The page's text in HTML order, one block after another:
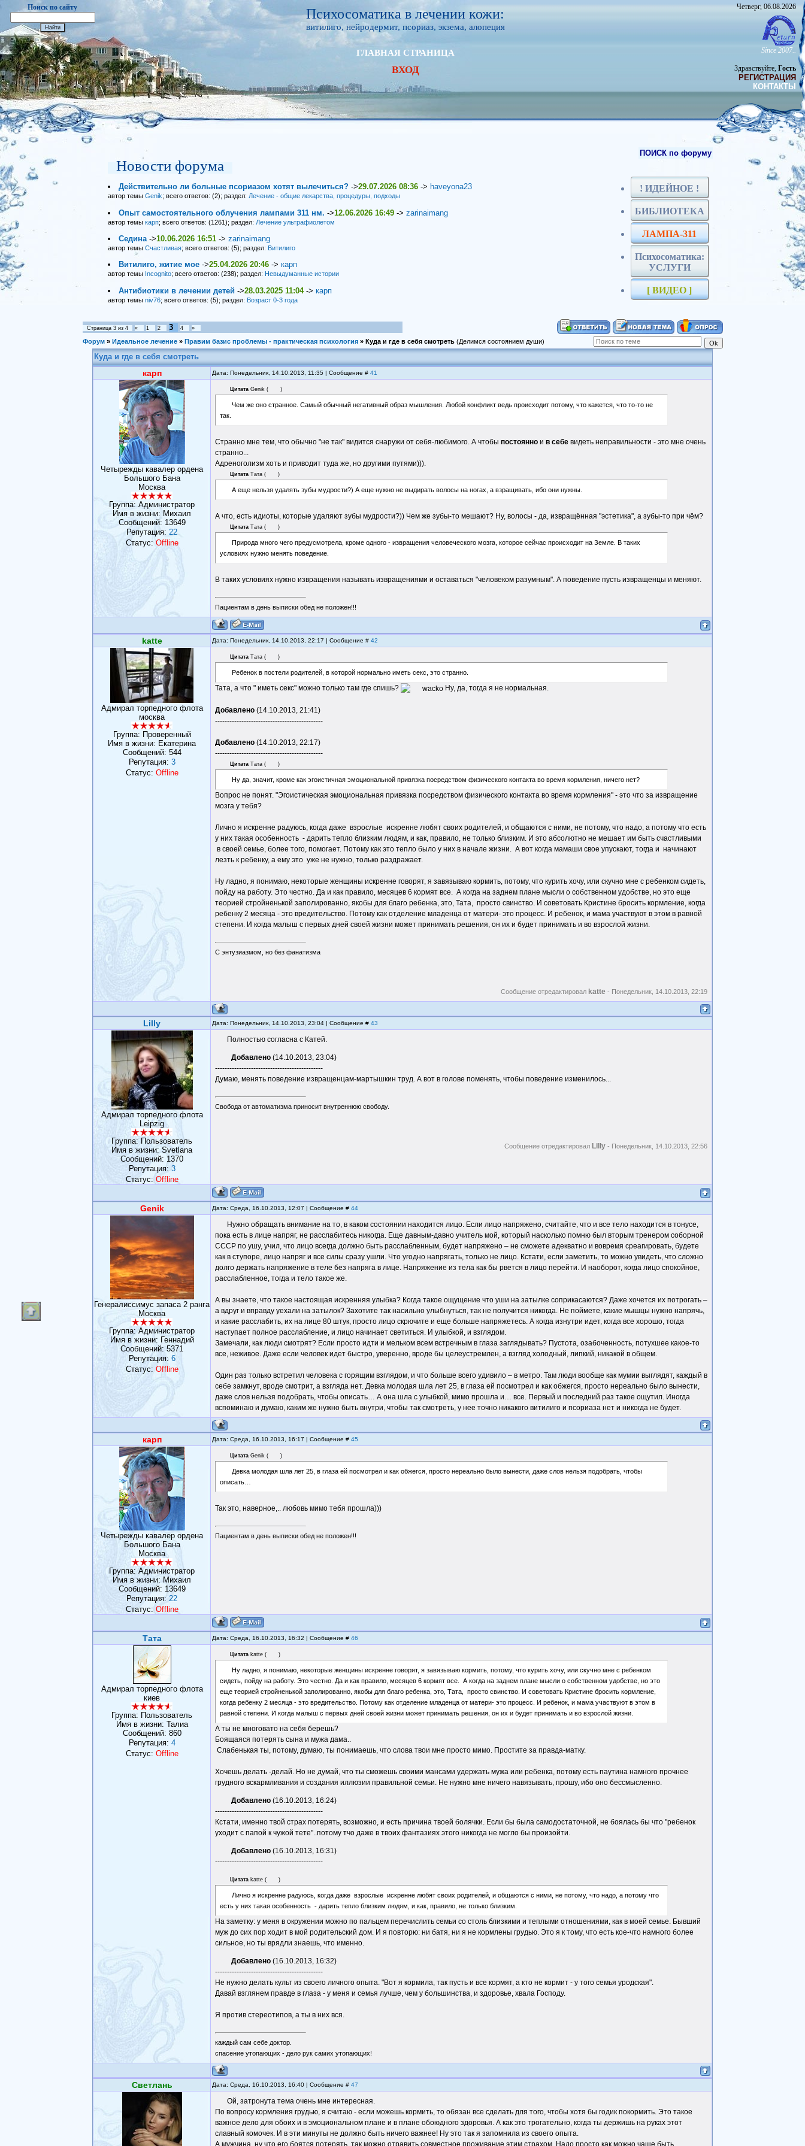
Поиск по сайту Психосоматика в лечении кожи:
витилиго, нейродермит, псориаз, экзема, алопеция
ГЛАВНАЯ СТРАНИЦА
ВХОД
Четверг, 06.08.2026
Since 2007..
Здравствуйте, Гость
РЕГИСТРАЦИЯ
КОНТАКТЫ
Новости форума
Действительно ли больные псориазом хотят вылечиться?->29.07.2026 08:36-> haveyona23
автор темы Genik; всего ответов: (2); раздел: Лечение - общие лекарства, процедуры, подходы
Опыт самостоятельного облучения лампами 311 нм. ->12.06.2026 16:49-> zarinaimang
автор темы карп; всего ответов: (1261); раздел: Лечение ультрафиолетом
Седина->10.06.2026 16:51-> zarinaimang
автор темы Счастливая; всего ответов: (5); раздел: Витилиго
Витилиго, житие мое->25.04.2026 20:46-> карп
автор темы Incognito; всего ответов: (238); раздел: Невыдуманные истории
Антибиотики в лечении детей ->28.03.2025 11:04-> карп
автор темы niv76; всего ответов: (5); раздел: Возраст 0-3 года
ПОИСК по форуму
! ИДЕЙНОЕ !
БИБЛИОТЕКА
ЛАМПА-311
Психосоматика:
УСЛУГИ
[ ВИДЕО ]
Страница 3из 4 « 1 2 3 4 »
Форум » Идеальное лечение » Правим базис проблемы - практическая психология » Куда и где в себя смотреть (Делимся состоянием души)
Куда и где в себя смотреть
карп Дата: Понедельник, 14.10.2013, 11:35 | Сообщение # 41
Четырежды кавалер ордена
Большого Бана
Москва
Группа: Администратор
Имя в жизни: Михаил
Сообщений: 13649
Репутация: 22
Статус: Offline
Цитата Genik ( )
Чем же оно странное. Самый обычный негативный образ мышления. Любой конфликт ведь происходит потому, что кажется, что то-то не
так.
Странно мне тем, что обычно "не так" видится снаружи от себя-любимого. А чтобы постоянно и в себе видеть неправильности - это мне очень
странно...
Адреноголизм хоть и приводит туда же, но другими путями))).
Цитата Тата ( )
А еще нельзя удалять зубы мудрости?) А еще нужно не выдирать волосы на ногах, а взращивать, ибо они нужны.
А что, есть идиоты, которые удаляют зубы мудрости?)) Чем же зубы-то мешают? Ну, волосы - да, извращённая "эстетика", а зубы-то при чём?
Цитата Тата ( )
Природа много чего предусмотрела, кроме одного - извращения человеческого мозга, которое сейчас происходит на Земле. В таких
условиях нужно менять поведение.
В таких условиях нужно извращения называть извращениями и оставаться "человеком разумным". А поведение пусть извращенцы и меняют.
Пациентам в день выписки обед не положен!!!
katte Дата: Понедельник, 14.10.2013, 22:17 | Сообщение # 42
Адмирал торпедного флота
москва
Группа: Проверенный
Имя в жизни: Eкатерина
Сообщений: 544
Репутация: 3
Статус: Offline
Цитата Тата ( )
Ребенок в постели родителей, в которой нормально иметь секс, это странно.
Тата, а что " иметь секс" можно только там где спишь? Ну, да, тогда я не нормальная.
Добавлено (14.10.2013, 21:41)
---------------------------------------------
Добавлено (14.10.2013, 22:17)
---------------------------------------------
Цитата Тата ( )
Ну да, значит, кроме как эгоистичная эмоциональной привязка посредством физического контакта во время кормления, ничего нет?
Вопрос не понят. "Эгоистическая эмоциональная привязка посредством физического контакта во время кормления" - это что за извращение
мозга у тебя?
Лично я искренне радуюсь, когда даже взрослые искренне любят своих родителей, и общаются с ними, не потому, что надо, а потому что есть
у них такая особенность - дарить тепло близким людям, и как, правило, не только близким. И это абсолютно не мешает им быть счастливыми
в своей семье, более того, помогает. Потому как это тепло было у них в начале жизни. А вот когда мамаши свое упускают, тогда и начинают
лезть к ребенку, а ему это уже не нужно, только раздражает.
Ну ладно, я понимаю, некоторые женщины искренне говорят, я завязываю кормить, потому, что курить хочу, или скучно мне с ребенком сидеть,
пойду на работу. Это честно. Да и как правило, месяцев 6 кормят все. А когда на заднем плане мысли о собственном удобстве, но это еще
теорией стройненькой заполированно, якобы для благо ребенка, это, Тата, просто свинство. И советовать Кристине бросить кормление, когда
ребенку 2 месяца - это вредительство. Потому как отделение младенца от матери- это процесс. И ребенок, и мама участвуют в этом в равной
степени. И когда малыш с первых дней своей жизни может принимать решения, он их и будет принимать и во взрослой жизни.
С энтузиазмом, но без фанатизма
Сообщение отредактировал katte - Понедельник, 14.10.2013, 22:19
Lilly Дата: Понедельник, 14.10.2013, 23:04 | Сообщение # 43
Адмирал торпедного флота
Leipzig
Группа: Пользователь
Имя в жизни: Svetlana
Сообщений: 1370
Репутация: 3
Статус: Offline
Полностью согласна с Катей.
Добавлено(14.10.2013, 23:04)
---------------------------------------------
Думаю, менять поведение извращенцам-мартышкин труд. А вот в голове поменять, чтобы поведение изменилось...
Свобода от автоматизма приносит внутреннюю свободу.
Сообщение отредактировал Lilly - Понедельник, 14.10.2013, 22:56
Genik Дата: Среда, 16.10.2013, 12:07 | Сообщение # 44
Генералиссимус запаса 2 ранга
Москва
Группа: Администратор
Имя в жизни: Геннадий
Сообщений: 5371
Репутация: 6
Статус: Offline
Нужно обращать внимание на то, в каком состоянии находится лицо. Если лицо напряжено, считайте, что и все тело находится в тонусе,
пока есть в лице напряг, не расслабитесь никогда. Еще давным-давно учитель мой, который насколько помню был вторым тренером соборной
СССР по ушу, учил, что лицо всегда должно быть расслабленным, будет напряжено – не сможете адекватно и вовремя среагировать, будете
как в ступоре, лицо напряг и все силы сразу ушли. Что угодно напрягать, только не лицо. Кстати, если заметить, то можно увидеть, что сложно
долго держать напряжение в теле без напряга в лице. Напряжение из тела как бы рвется в лицо перейти. И наоборот, когда лицо спокойное,
расслабленное, тогда и тело такое же.
А вы знаете, что такое настоящая искренняя улыбка? Когда такое ощущение что уши на затылке соприкасаются? Даже хочется их потрогать –
а вдруг и вправду уехали на затылок? Захотите так насильно улыбнуться, так не получится никогда. Не поймете, какие мышцы нужно напрячь,
и какие расслабить, их на лице 80 штук, просто лицо скрючите и еще больше напряжетесь. А когда изнутри идет, когда все хорошо, тогда
наступает полное расслабление, и лицо начинает светиться. И улыбкой, и взглядом.
Замечали, как люди смотрят? Если просто идти и мельком всем встречным в глаза заглядывать? Пустота, озабоченность, потухшее какое-то
все, неживое. Даже если человек идет быстро, уверенно, вроде бы целеустремлен, а взгляд холодный, липкий, никакой в общем.
Один раз только встретил человека с горящим взглядом, и что больше всего удивило – в метро. Там люди вообще как мумии выглядят, каждый в
себе замкнут, вроде смотрит, а взгляда нет. Девка молодая шла лет 25, в глаза ей посмотрел и как обжегся, просто нереально было вынести,
даже слов нельзя подобрать, чтобы описать… А она шла с улыбкой, мимо прошла и… все. Первый и последний раз такое ощутил. Иногда
вспоминаю и думаю, каким же нужно быть внутри, чтобы так смотреть, у нее точно никакого витилиго и псориаза нет и никогда не будет.
карп Дата: Среда, 16.10.2013, 16:17 | Сообщение # 45
Четырежды кавалер ордена
Большого Бана
Москва
Группа: Администратор
Имя в жизни: Михаил
Сообщений: 13649
Репутация: 22
Статус: Offline
Цитата Genik ( )
Девка молодая шла лет 25, в глаза ей посмотрел и как обжегся, просто нереально было вынести, даже слов нельзя подобрать, чтобы
описать…
Так это, наверное,.. любовь мимо тебя прошла)))
Пациентам в день выписки обед не положен!!!
Тата Дата: Среда, 16.10.2013, 16:32 | Сообщение # 46
Адмирал торпедного флота
киев
Группа: Пользователь
Имя в жизни: Талиа
Сообщений: 860
Репутация: 4
Статус: Offline
Цитата katte ( )
Ну ладно, я понимаю, некоторые женщины искренне говорят, я завязываю кормить, потому, что курить хочу, или скучно мне с ребенком
сидеть, пойду на работу. Это честно. Да и как правило, месяцев 6 кормят все. А когда на заднем плане мысли о собственном удобстве, но это
еще теорией стройненькой заполированно, якобы для благо ребенка, это, Тата, просто свинство. И советовать Кристине бросить кормление,
когда ребенку 2 месяца - это вредительство. Потому как отделение младенца от матери- это процесс. И ребенок, и мама участвуют в этом в
равной степени. И когда малыш с первых дней своей жизни может принимать решения, он их и будет принимать и во взрослой жизни.
А ты не многовато на себя берешь?
Боящаяся потерять сына и мужа дама..
Слабенькая ты, потому, думаю, ты понимаешь, что слова твои мне просто мимо. Простите за правда-матку.
Хочешь делать -делай. Но не думай, что ты сможешь своими мансами удержать мужа или ребенка, потому есть паутина намного прочнее
грудного вскармливания и создания иллюзии правильной семьи. Не нужно мне ничего навязывать, прошу, ибо оно бессмысленно.
Добавлено(16.10.2013, 16:24)
---------------------------------------------
Кстати, именно твой страх потерять, возможно, и есть причина твоей болячки. Если бы была самодостаточной, не боялась бы что "ребенок
уходит с папой к чужой тете"..потому тчо даже в твоих фантазиях этого никогда не могло бы произойти.
Добавлено(16.10.2013, 16:31)
---------------------------------------------
Цитата katte ( )
Лично я искренне радуюсь, когда даже взрослые искренне любят своих родителей, и общаются с ними, не потому, что надо, а потому что
есть у них такая особенность - дарить тепло близким людям, и как, правило, не только близким.
На заметку: у меня в окружении можно по пальцем перечислить семьи со столь близкими и теплыми отношениями, как в моей семье. Бывший
муж до сих пор ходит в мой родительский дом. И я повторю: ни батя, ни я не кормлены грудью. Это я к тому, что есть кое-что намного более
сильное, но ты врядли знаешь, что именно.
Добавлено(16.10.2013, 16:32)
---------------------------------------------
Не нужно делать культ из своего личного опыта. "Вот я кормила, так пусть и все кормят, а кто не кормит - у того семья уродская".
Давай взглянем правде в глаза - у меня и семья лучше, чем у большинства, и здоровье, хвала Господу.
Я против стереотипов, а ты в них вся.
каждый сам себе доктор.
спасение утопающих - дело рук самих утопающих!
Светлань Дата: Среда, 16.10.2013, 16:40 | Сообщение # 47
Ой, затронута тема очень мне интересная.
По вопросу кормления грудью, я считаю - если можешь кормить, то обязан все сделать для того, чтобы хотя бы годик покормить. Это такое
важное дело для обоих и в эмоциональном плане и в плане обоюдного здоровья. А как это трогательно, когда ты держишь на руках этот
славный комочек. И в эти минуты не должно быть ничего важнее! Ну это так я запомнила из своего опыта.
А мужчина, ну что его боятся потерять, так можно отравить совместное проживание этим страхом. Надо просто как можно чаще быть